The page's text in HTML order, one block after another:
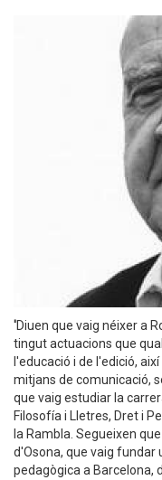
'Diuen que vaig néixer a
tingut actuacions que
l'educació i de l'edició,
mitjans de comunicació,
que vaig estudiar la
Filosofía i Lletres, Dret i
la Rambla. Segueixen
d'Osona, que vaig fundar
pedagògica a Barcelona,